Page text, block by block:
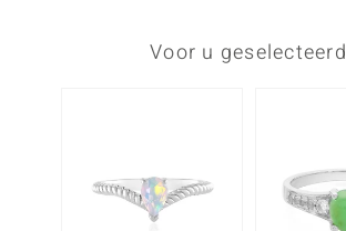
Voor u geselecteerd